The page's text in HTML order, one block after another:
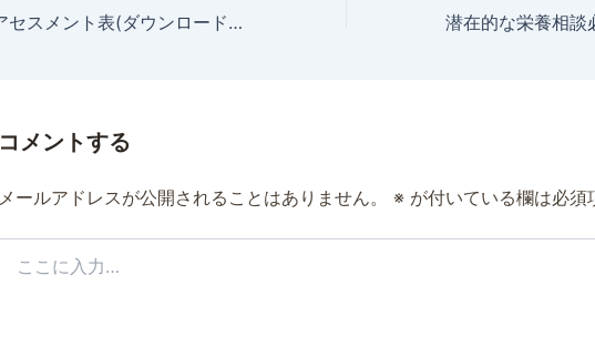
栄養アセスメント表(ダウンロードあり)
コメントする
メールアドレスが公開されることはありません。 ※ が付いている欄は必須